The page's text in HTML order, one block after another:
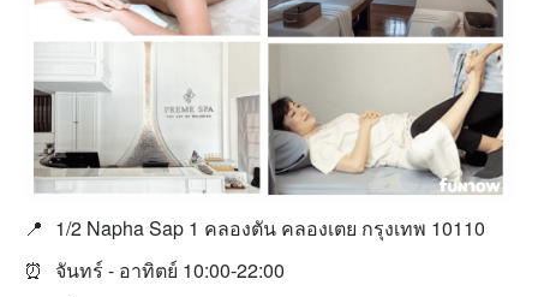
📍 1/2 Napha Sap 1 คลองตัน คลองเตย กรุงเทพ 10110
⏰
จันทร์ - อาทิตย์ 10:00-22:00